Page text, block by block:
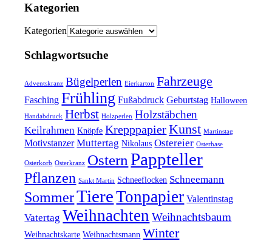
Kategorien
Kategorien
Schlagwortsuche
Adventskranz Bügelperlen Eierkarton Fahrzeuge
Fasching Frühling Fußabdruck Geburtstag Halloween
Handabdruck Herbst Holzperlen Holzstäbchen
Keilrahmen Knöpfe Krepppapier Kunst Martinstag
Motivstanzer Muttertag Nikolaus Ostereier Osterhase
Osterkorb Osterkranz Ostern Pappteller
Pflanzen Sankt Martin Schneeflocken Schneemann
SommerTiereTonpapier Valentinstag
Vatertag Weihnachten Weihnachtsbaum
Weihnachtskarte Weihnachtsmann Winter